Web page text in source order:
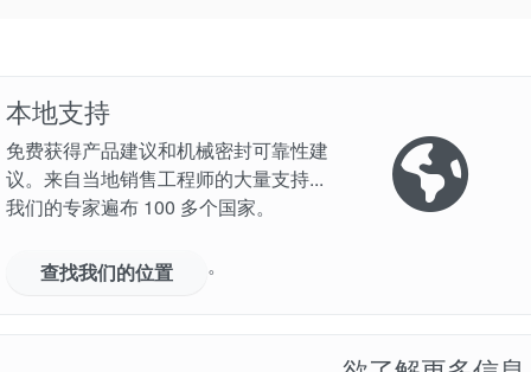
本地支持
免费获得产品建议和机械密封可靠性建
议。来自当地销售工程师的大量支持...
我们的专家遍布 100 多个国家。
查找我们的位置 。